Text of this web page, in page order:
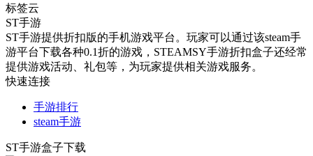
标签云
ST手游
ST手游提供折扣版的手机游戏平台。玩家可以通过该steam手
游平台下载各种0.1折的游戏，STEAMSY手游折扣盒子还经常
提供游戏活动、礼包等，为玩家提供相关游戏服务。
快速连接
手游排行
steam手游
ST手游盒子下载